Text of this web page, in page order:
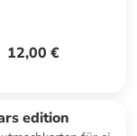
12,00 €
edition